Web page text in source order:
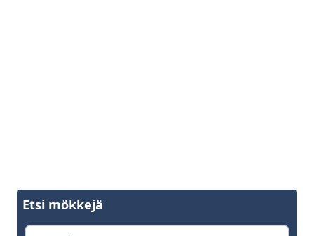
Etsi mökkejä